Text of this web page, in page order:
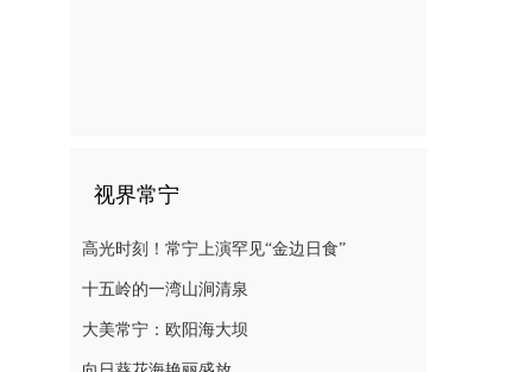
视界常宁
高光时刻！常宁上演罕见“金边日食”
十五岭的一湾山涧清泉
大美常宁：欧阳海大坝